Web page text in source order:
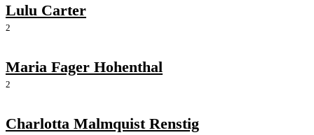
Lulu Carter
2
Maria Fager Hohenthal
2
Charlotta Malmquist Renstig